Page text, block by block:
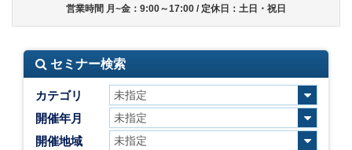
営業時間 月~金：9:00～17:00 / 定休日：土日・祝日
セミナー検索
カテゴリ
開催年月
開催地域